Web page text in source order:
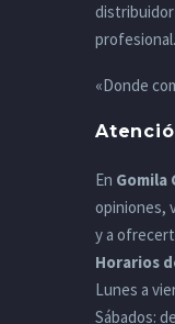
profesional.
«Donde
En Gomila
opiniones,
y a
Horarios
Lunes a
Sábados: